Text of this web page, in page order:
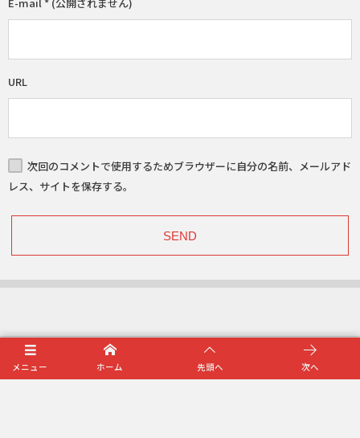
URL
次回のコメントで使用するためブラウザーに自分の名前、メールアド
レス、サイトを保存する。
プライバシーポリシー
メニュー ホーム 先頭へ 次へ